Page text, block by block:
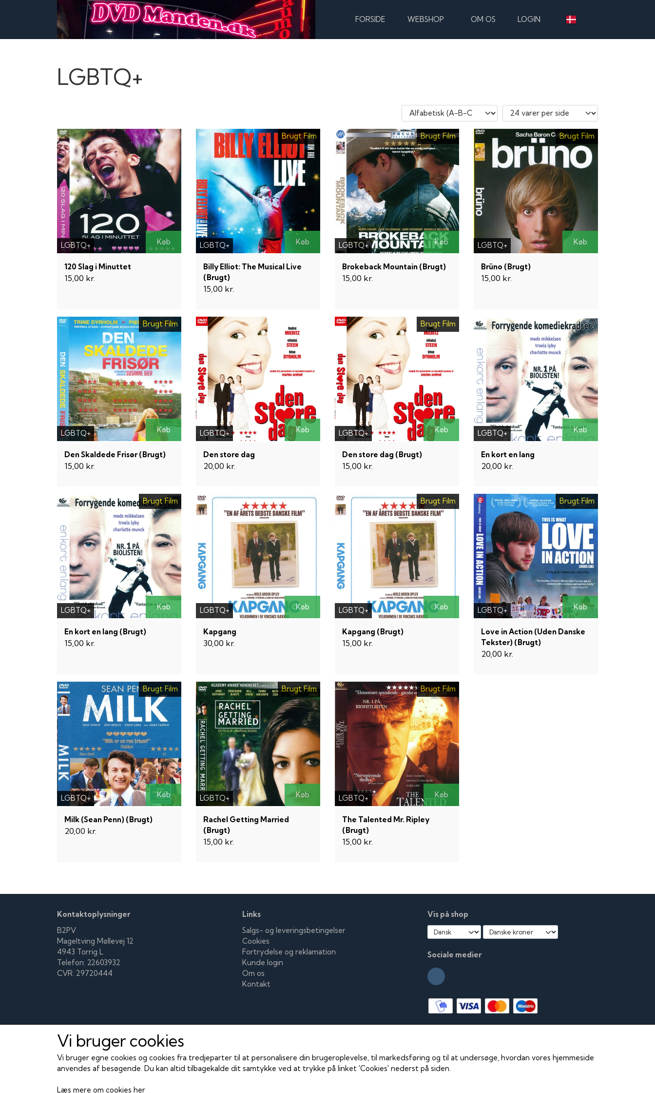
FORSIDE WEBSHOP OM OS LOGIN
LGBTQ+
LGBTQ+ Køb
120 Slag i Minuttet
15,00 kr.
Brugt Film
LGBTQ+ Køb
Billy Elliot: The Musical Live
(Brugt)
15,00 kr.
Brugt Film
LGBTQ+ Køb
Brokeback Mountain (Brugt)
15,00 kr.
Brugt Film
LGBTQ+ Køb
Brüno (Brugt)
15,00 kr.
Brugt Film
LGBTQ+ Køb
Den Skaldede Frisør (Brugt)
15,00 kr.
LGBTQ+ Køb
Den store dag
20,00 kr.
Brugt Film
LGBTQ+ Køb
Den store dag (Brugt)
15,00 kr.
LGBTQ+ Køb
En kort en lang
20,00 kr.
Brugt Film
LGBTQ+ Køb
En kort en lang (Brugt)
15,00 kr.
LGBTQ+ Køb
Kapgang
30,00 kr.
Brugt Film
LGBTQ+ Køb
Kapgang (Brugt)
15,00 kr.
Brugt Film
LGBTQ+ Køb
Love in Action (Uden Danske
Tekster) (Brugt)
20,00 kr.
Brugt Film
LGBTQ+ Køb
Milk (Sean Penn) (Brugt)
20,00 kr.
Brugt Film
LGBTQ+ Køb
Rachel Getting Married
(Brugt)
15,00 kr.
Brugt Film
LGBTQ+ Køb
The Talented Mr. Ripley
(Brugt)
15,00 kr.
Kontaktoplysninger
B2PV
Mageltving Møllevej 12
4943 Torrig L
Telefon: 22603932
CVR: 29720444
Links
Salgs- og leveringsbetingelser
Cookies
Fortrydelse og reklamation
Kunde login
Om os
Kontakt
Vis på shop
Sociale medier
Vi bruger cookies
Vi bruger egne cookies og cookies fra tredjeparter til at personalisere din brugeroplevelse, til markedsføring og til at undersøge, hvordan vores hjemmeside
anvendes af besøgende. Du kan altid tilbagekalde dit samtykke ved at trykke på linket 'Cookies' nederst på siden.
Læs mere om cookies her